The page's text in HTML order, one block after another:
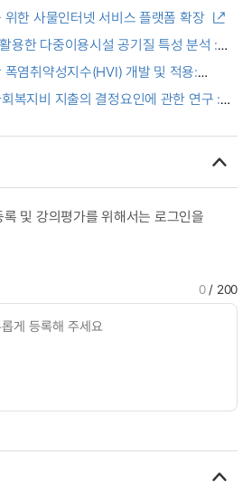
한 사물인터넷 서비스 플랫폼 확장
용한 다중이용시설 공기질 특성 분석 :
염취약성지수(HVI) 개발 및 적용:
Vulnerability Index (HVI) Using
복지비 지출의 결정요인에 관한 연구 :
및 강의평가를 위해서는 로그인을
0/ 200